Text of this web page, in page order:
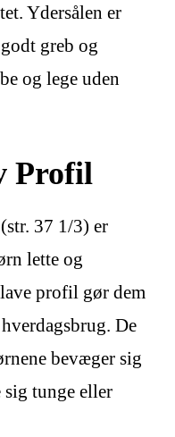
Ydersålen er
greb og
og lege uden
Profil
37 1/3) er
lette og
profil gør dem
De
bevæger sig
tunge eller